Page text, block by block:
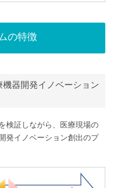
の特徴
器開発イノベーション
検証しながら、医療現場の
発イノベーション創出のプ